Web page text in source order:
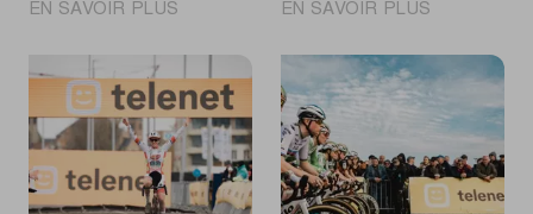
EN SAVOIR PLUS
du
Monde
Cyclo-
cross
UCI
EN SAVOIR PLUS
s’impose
Middelkerke,
Vandeputte
remporte
le